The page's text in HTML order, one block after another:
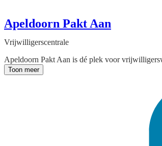
Apeldoorn Pakt Aan
Vrijwilligerscentrale
Apeldoorn Pakt Aan is dé plek voor
Toon meer